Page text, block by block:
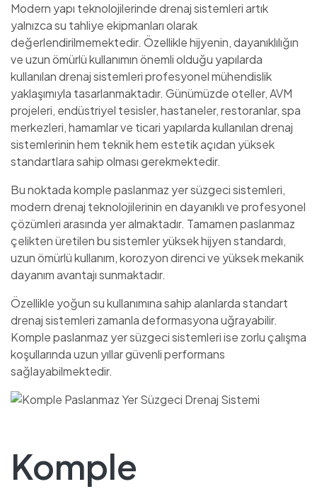
Modern yapı teknolojilerinde drenaj sistemleri artık
yalnızca su tahliye ekipmanları olarak
değerlendirilmemektedir. Özellikle hijyenin, dayanıklılığın
ve uzun ömürlü kullanımın önemli olduğu yapılarda
kullanılan drenaj sistemleri profesyonel mühendislik
yaklaşımıyla tasarlanmaktadır. Günümüzde oteller, AVM
projeleri, endüstriyel tesisler, hastaneler, restoranlar, spa
merkezleri, hamamlar ve ticari yapılarda kullanılan drenaj
sistemlerinin hem teknik hem estetik açıdan yüksek
standartlara sahip olması gerekmektedir.
Bu noktada komple paslanmaz yer süzgeci sistemleri,
modern drenaj teknolojilerinin en dayanıklı ve profesyonel
çözümleri arasında yer almaktadır. Tamamen paslanmaz
çelikten üretilen bu sistemler yüksek hijyen standardı,
uzun ömürlü kullanım, korozyon direnci ve yüksek mekanik
dayanım avantajı sunmaktadır.
Özellikle yoğun su kullanımına sahip alanlarda standart
drenaj sistemleri zamanla deformasyona uğrayabilir.
Komple paslanmaz yer süzgeci sistemleri ise zorlu çalışma
koşullarında uzun yıllar güvenli performans
sağlayabilmektedir.
Komple